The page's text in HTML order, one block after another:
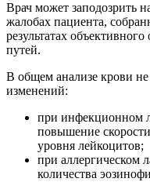
Врач может заподозрить
жалобах пациента,
результатах
путей.
В общем анализе крови
изменений:
при инфекционном
повышение
уровня лейкоцитов;
при аллергическом
количества